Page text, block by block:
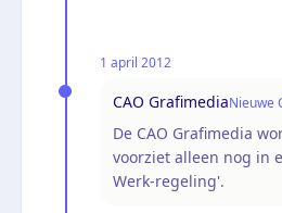
1 april 2012
CAO GrafimediaNieuwe
De CAO Grafimedia
voorziet alleen nog in
Werk-regeling'.